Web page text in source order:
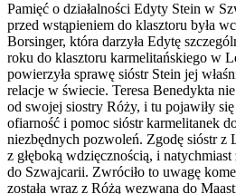
Pamięć o działalności Edyty Stein w
przed wstąpieniem do klasztoru była
Borsinger, która darzyła Edytę
roku do klasztoru karmelitańskiego w
powierzyła sprawę sióstr Stein jej
relacje w świecie. Teresa Benedykta
od swojej siostry Róży, i tu pojawiły
ofiarność i pomoc sióstr karmelitanek
niezbędnych pozwoleń. Zgodę sióstr z
z głęboką wdzięcznością, i
do Szwajcarii. Zwróciło to uwagę
została wraz z Różą wezwana do